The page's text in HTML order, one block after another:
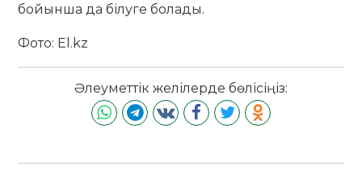
бойынша да білуге болады.
Фото: El.kz
Әлеуметтік желілерде бөлісіңіз: